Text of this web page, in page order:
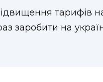
тарифів
заробити на